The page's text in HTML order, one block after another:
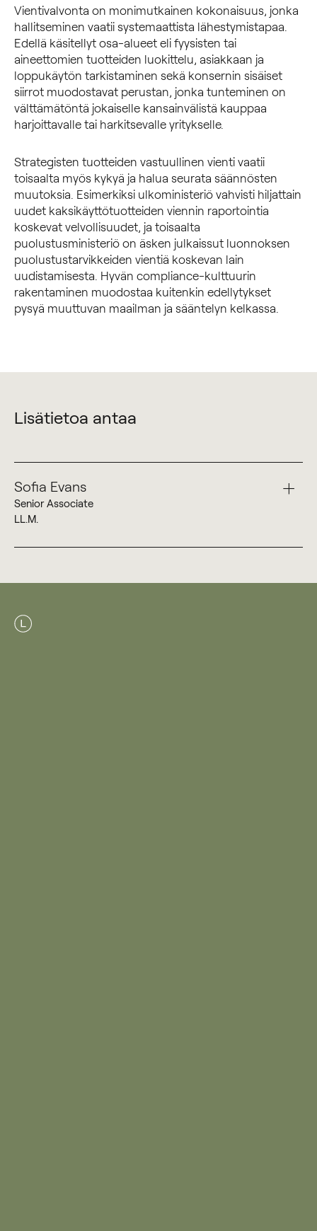
Vientivalvonta on monimutkainen kokonaisuus, jonka
hallitseminen vaatii systemaattista lähestymistapaa.
Edellä käsitellyt osa-alueet eli fyysisten tai
aineettomien tuotteiden luokittelu, asiakkaan ja
loppukäytön tarkistaminen sekä konsernin sisäiset
siirrot muodostavat perustan, jonka tunteminen on
välttämätöntä jokaiselle kansainvälistä kauppaa
harjoittavalle tai harkitsevalle yritykselle.
Strategisten tuotteiden vastuullinen vienti vaatii
toisaalta myös kykyä ja halua seurata säännösten
muutoksia. Esimerkiksi ulkoministeriö vahvisti hiljattain
uudet kaksikäyttötuotteiden viennin raportointia
koskevat velvollisuudet, ja toisaalta
puolustusministeriö on äsken julkaissut luonnoksen
puolustustarvikkeiden vientiä koskevan lain
uudistamisesta. Hyvän compliance-kulttuurin
rakentaminen muodostaa kuitenkin edellytykset
pysyä muuttuvan maailman ja sääntelyn kelkassa.
Lisätietoa antaa
Sofia Evans
Senior Associate
LL.M.